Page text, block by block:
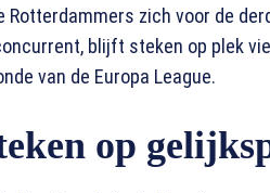
Rotterdammers zich voor de
blijft steken op plek
van de Europa League.
op